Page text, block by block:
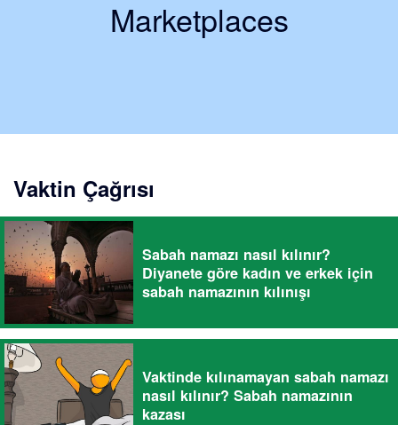
Marketplaces
Vaktin Çağrısı
Sabah namazı nasıl kılınır?
Diyanete göre kadın ve erkek için
sabah namazının kılınışı
Vaktinde kılınamayan sabah namazı
nasıl kılınır? Sabah namazının
kazası